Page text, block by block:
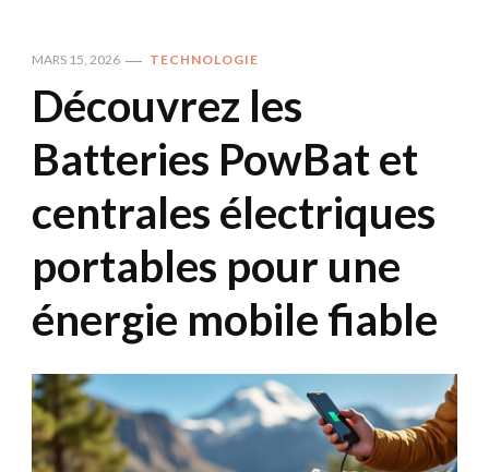
MARS 15, 2026 TECHNOLOGIE
Découvrez les
Batteries PowBat et
centrales électriques
portables pour une
énergie mobile fiable